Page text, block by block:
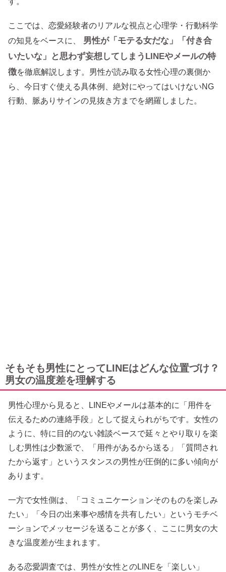
ここでは、恋愛経験者のリアルな視点と心理学・行動科学
の知見をベースに、
男性が「モテる女だな」「付き合
いたいな」と思わず妄想してしまうLINEやメールの特
徴を徹底解説します。男性が読み取る女性心理の裏側か
ら、今日すぐ使える具体例、絶対にやってはいけないNG
行動、脈ありサインの見抜き方までを網羅しました。
そもそも男性にとってLINEはどんな位置づけ？
男女の温度差を理解する
男性心理から見ると、LINEやメールは基本的に「用件を
伝えるための連絡手段」として捉えられがちです。女性の
ように、特に目的のない雑談ベースで延々とやり取りを楽
しむ男性は少数派で、「用件があるから送る」「質問され
たから返す」というスタンスの男性が圧倒的に多い傾向が
あります。
一方で女性側は、「コミュニケーションそのものを楽しみ
たい」「今日の出来事や感情を共有したい」というモチベ
ーションでメッセージを送ることが多く、ここに男女の大
きな温度差が生まれます。
ある恋愛調査では、男性が女性とのLINEを「楽しい」